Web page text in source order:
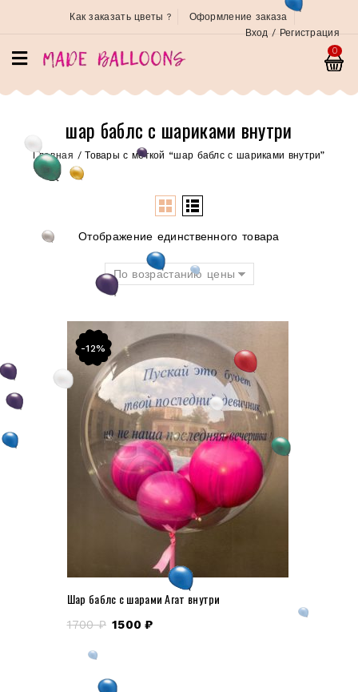
Как заказать цветы ?
Оформление заказа
Вход / Регистрация
0
шар баблс с шариками внутри
Главная /Товары с меткой “шар баблс с шариками внутри”
Отображение единственного товара
По возрастанию цены
-12%
Шар баблс с шарами Агат внутри
1700₽ 1500₽